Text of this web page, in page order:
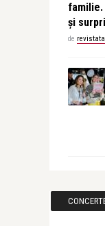
familie.
și
de